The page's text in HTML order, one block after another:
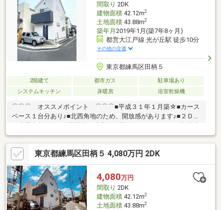
間取り 2DK
建物面積42.12m2
土地面積43.88m2
築年月 2019年1月(築7年8ヶ月)
都営大江戸線 光が丘駅 徒歩10分
その他の交通
東京都練馬区田柄５
2階建て 都市ガス
駐車場あり
システムキッチン
床暖房 浴室乾燥機
⌒⌒⌒ オススメポイント ⌒⌒⌒■平成３１年１月築☆■カース
ペース１台分あり♪■北西角地のため、開放感があります♪■２ＤＫ
＋小屋裏収納☆■追焚機能・浴室乾燥機付ユニットバス！■都営大
江戸線「光が丘」駅まで徒歩１０分♪＼ ご覧頂きまして誠にあり
がとうございます ／練馬区・西東京市の不動産購入や売却は、
福屋不動産販売 石神井公園へお任せください。お問合せ・ご来店
をスタッフ一同心よりお待ちしております。
東京都練馬区田柄５ 4,080万円 2DK
4,080万円
間取り 2DK
建物面積42.12m2
土地面積43.88m2